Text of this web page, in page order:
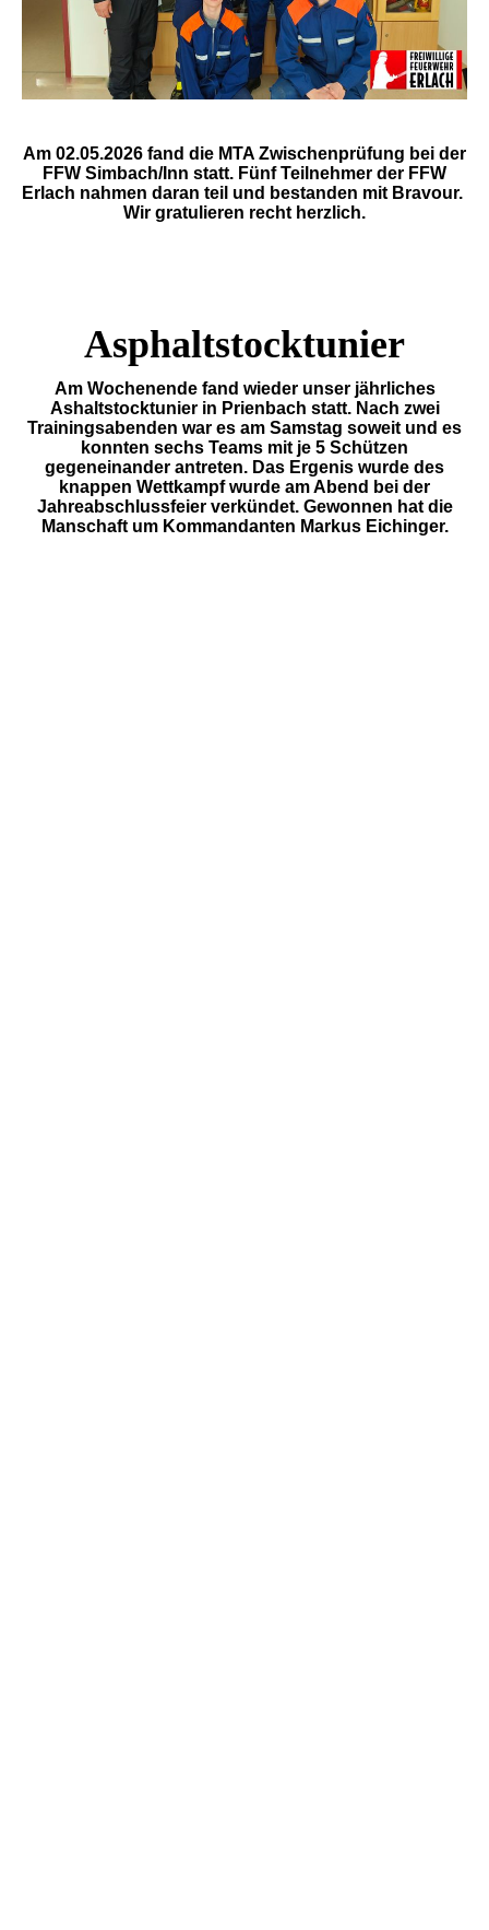
Am 02.05.2026 fand die MTA Zwischenprüfung bei der
FFW Simbach/Inn statt. Fünf Teilnehmer der FFW
Erlach nahmen daran teil und bestanden mit Bravour.
Wir gratulieren recht herzlich.
Asphaltstocktunier
Am Wochenende fand wieder unser jährliches
Ashaltstocktunier in Prienbach statt. Nach zwei
Trainingsabenden war es am Samstag soweit und es
konnten sechs Teams mit je 5 Schützen
gegeneinander antreten. Das Ergenis wurde des
knappen Wettkampf wurde am Abend bei der
Jahreabschlussfeier verkündet. Gewonnen hat die
Manschaft um Kommandanten Markus Eichinger.